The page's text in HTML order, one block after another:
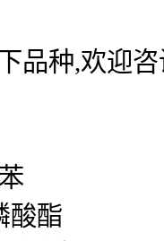
品种,欢迎
酸酯